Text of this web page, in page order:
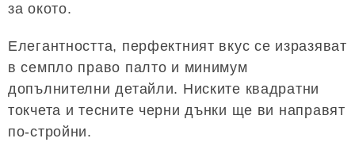
за окото.
Елегантността, перфектният вкус се изразяват
в семпло право палто и минимум
допълнителни детайли. Ниските квадратни
токчета и тесните черни дънки ще ви направят
по-стройни.